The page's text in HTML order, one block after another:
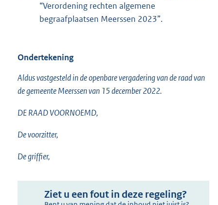
“Verordening rechten algemene
begraafplaatsen Meerssen 2023”.
Ondertekening
Aldus vastgesteld in de openbare vergadering van de raad van
de gemeente Meerssen van 15 december 2022.
DE RAAD VOORNOEMD,
De voorzitter,
De griffier,
Ziet u een fout in deze regeling?